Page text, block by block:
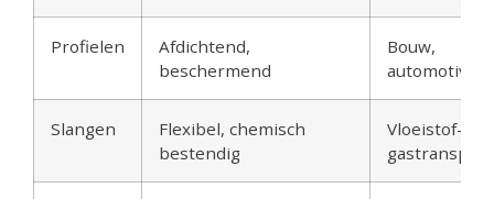
Profielen
Afdichtend,
beschermend
Bouw,
automotive
Slangen
Flexibel, chemisch
bestendig
Vloeistof- en
gastransport